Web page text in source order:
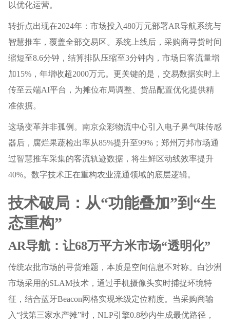
以优化运营。
转折点出现在2024年：市场投入480万元部署AR导航系统与
智慧推车，覆盖全部交易区。系统上线后，采购商寻货时间
缩短至8.6分钟，结算排队压缩至3分钟内，市场日客流量增
加15%，年增收超2000万元。更关键的是，交易数据实时上
传至云端AI平台，为摊位布局调整、货品配置优化提供精
准依据。
这场变革并非孤例。南京众彩物流中心引入电子鼻气味传感
器后，腐烂果蔬检出率从85%提升至99%；郑州万邦市场通
过智慧推车采集的客流轨迹数据，将生鲜区动线效率提升
40%。数字技术正在重构农业流通领域的底层逻辑。
技术破局：从“功能叠加”到“生
态重构”
AR导航：让68万平方米市场“透明化”
传统农批市场的寻货难题，本质是空间信息不对称。白沙洲
市场采用的SLAM技术，通过手机摄像头实时捕捉环境特
征，结合蓝牙Beacon网格实现米级定位精度。当采购商输
入“找第三家水产摊”时，NLP引擎0.8秒内生成最优路径，